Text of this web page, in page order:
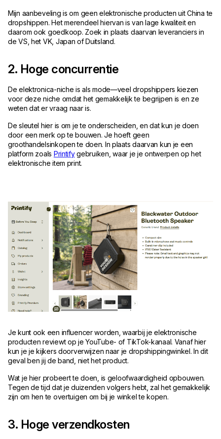
Mijn aanbeveling is om geen elektronische producten uit China te
dropshippen. Het merendeel hiervan is van lage kwaliteit en
daarom ook goedkoop. Zoek in plaats daarvan leveranciers in
de VS, het VK, Japan of Duitsland.
2. Hoge concurrentie
De elektronica-niche is als mode—veel dropshippers kiezen
voor deze niche omdat het gemakkelijk te begrijpen is en ze
weten dat er vraag naar is.
De sleutel hier is om je te onderscheiden, en dat kun je doen
door een merk op te bouwen. Je hoeft geen
groothandelsinkopen te doen. In plaats daarvan kun je een
platform zoals Printifygebruiken, waar je je ontwerpen op het
elektronische item print.
Je kunt ook een influencer worden, waarbij je elektronische
producten reviewt op je YouTube- of TikTok-kanaal. Vanaf hier
kun je je kijkers doorverwijzen naar je dropshippingwinkel. In dit
geval ben jij de band, niet het product.
Wat je hier probeert te doen, is geloofwaardigheid opbouwen.
Tegen de tijd dat je duizenden volgers hebt, zal het gemakkelijk
zijn om hen te overtuigen om bij je winkel te kopen.
3. Hoge verzendkosten